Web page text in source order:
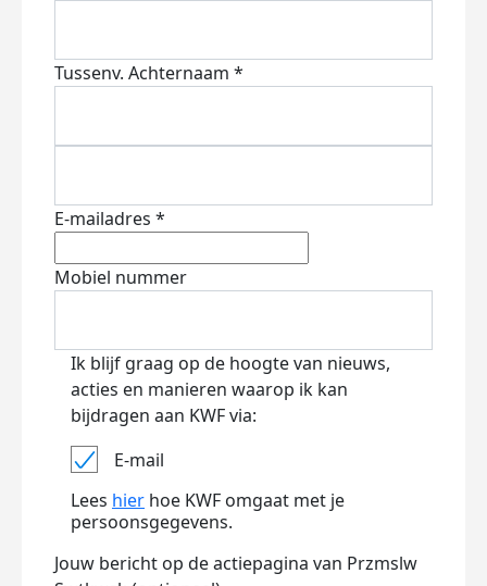
Tussenv. Achternaam *
E-mailadres *
Mobiel nummer
Ik blijf graag op de hoogte van nieuws,
acties en manieren waarop ik kan
bijdragen aan KWF via:
E-mail
Lees hier hoe KWF omgaat met je
persoonsgegevens.
Jouw bericht op de actiepagina van Przmslw